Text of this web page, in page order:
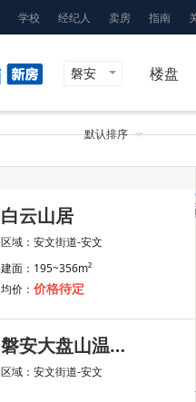
学校 经纪人 卖房 指南
磐安 楼盘
默认排序
白云山居
区域：安文街道-安文
建面：195~356m²
均价： 价格待定
磐安大盘山温泉公寓
区域：安文街道-安文